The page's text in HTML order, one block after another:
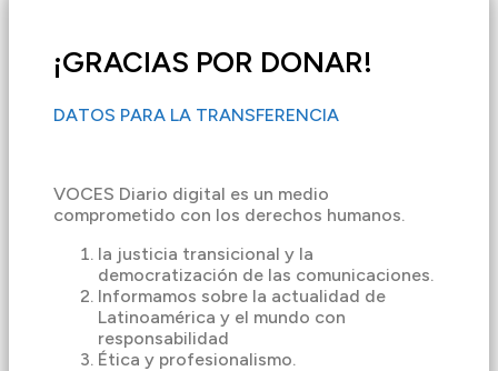
¡GRACIAS POR DONAR!
DATOS PARA LA TRANSFERENCIA
VOCES Diario digital es un medio
comprometido con los derechos humanos.
la justicia transicional y la
democratización de las comunicaciones.
Informamos sobre la actualidad de
Latinoamérica y el mundo con
responsabilidad
Ética y profesionalismo.